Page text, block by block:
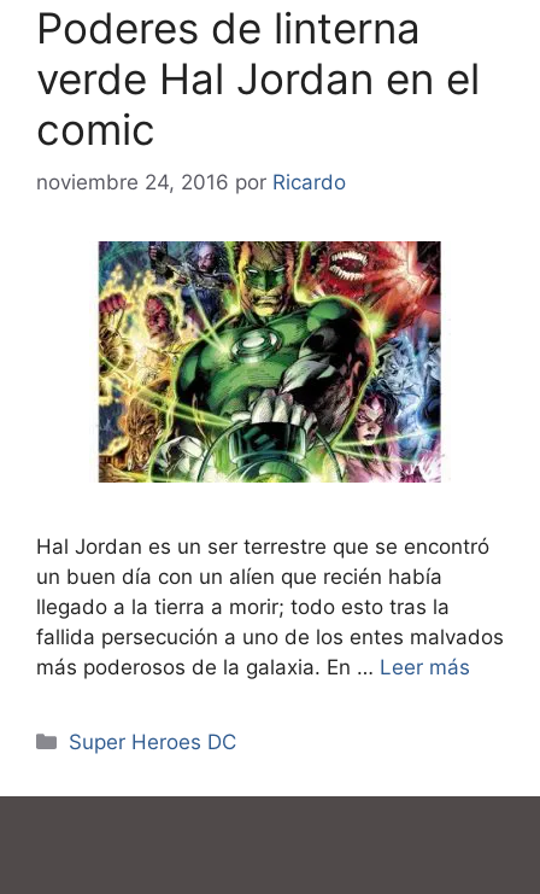
Poderes de linterna
verde Hal Jordan en el
comic
noviembre 24, 2016 por Ricardo
Hal Jordan es un ser terrestre que se encontró
un buen día con un alíen que recién había
llegado a la tierra a morir; todo esto tras la
fallida persecución a uno de los entes malvados
más poderosos de la galaxia. En … Leer más
Categorías
Super Heroes DC